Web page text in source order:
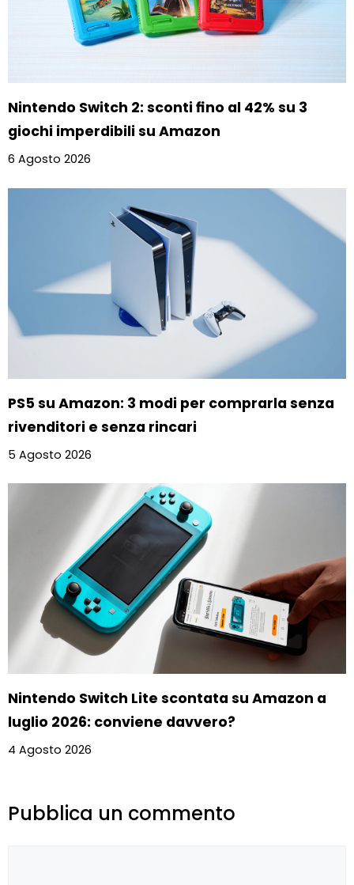
Nintendo Switch 2: sconti fino al 42% su 3
giochi imperdibili su Amazon
6 Agosto 2026
PS5 su Amazon: 3 modi per comprarla senza
rivenditori e senza rincari
5 Agosto 2026
Nintendo Switch Lite scontata su Amazon a
luglio 2026: conviene davvero?
4 Agosto 2026
Pubblica un commento